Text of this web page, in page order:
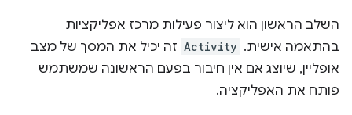
השלב הראשון הוא ליצור פעילות מרכז אפליקציות
בהתאמה אישית. Activity זה יכיל את המסך של מצב
אופליין, שיוצג אם אין חיבור בפעם הראשונה שמשתמש
פותח את האפליקציה.